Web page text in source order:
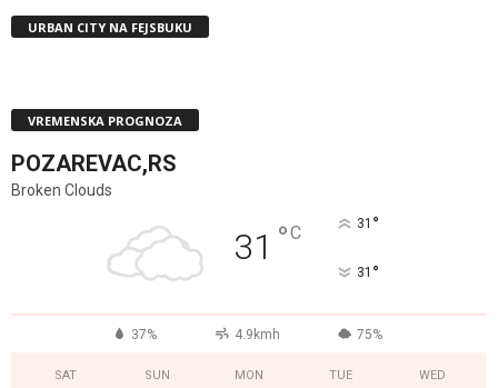
URBAN CITY NA FEJSBUKU
VREMENSKA PROGNOZA
POZAREVAC,RS
Broken Clouds
31 °C 31 °
31 °
37% 4.9kmh 75%
SAT SUN MON TUE WED